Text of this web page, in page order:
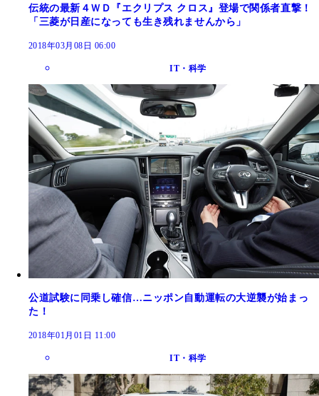
伝統の最新４ＷＤ『エクリプス クロス』登場で関係者直撃！
「三菱が日産になっても生き残れませんから」
2018年03月08日 06:00
IT・科学
公道試験に同乗し確信…ニッポン自動運転の大逆襲が始まっ
た！
2018年01月01日 11:00
IT・科学